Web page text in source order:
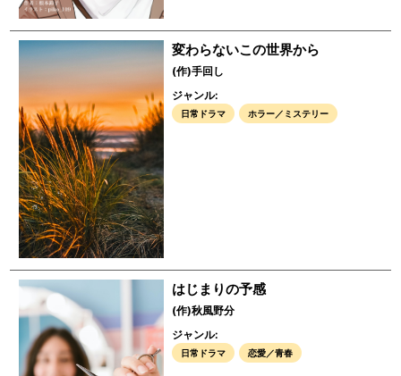
変わらないこの世界から
(作)手回し
ジャンル:
日常ドラマ ホラー／ミステリー
はじまりの予感
(作)秋風野分
ジャンル:
日常ドラマ 恋愛／青春